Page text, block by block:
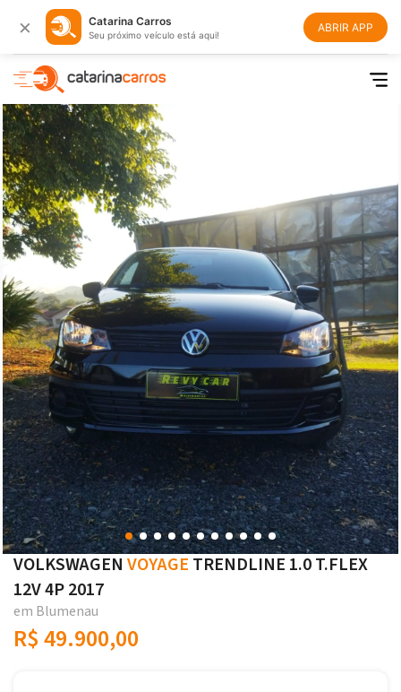
× Catarina Carros
Seu próximo veículo está aqui!
ABRIR APP
VOLKSWAGEN VOYAGE TRENDLINE 1.0 T.FLEX
12V 4P 2017
em Blumenau
R$ 49.900,00